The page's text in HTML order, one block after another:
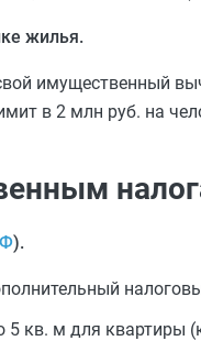
жилья.
имущественный
в 2 млн руб. на
).
5 кв. м для квартиры